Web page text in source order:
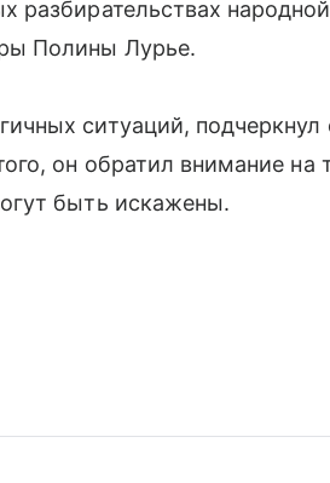
разбирательствах
Полины Лурье.
ситуаций,
он обратил внимание
быть искажены.